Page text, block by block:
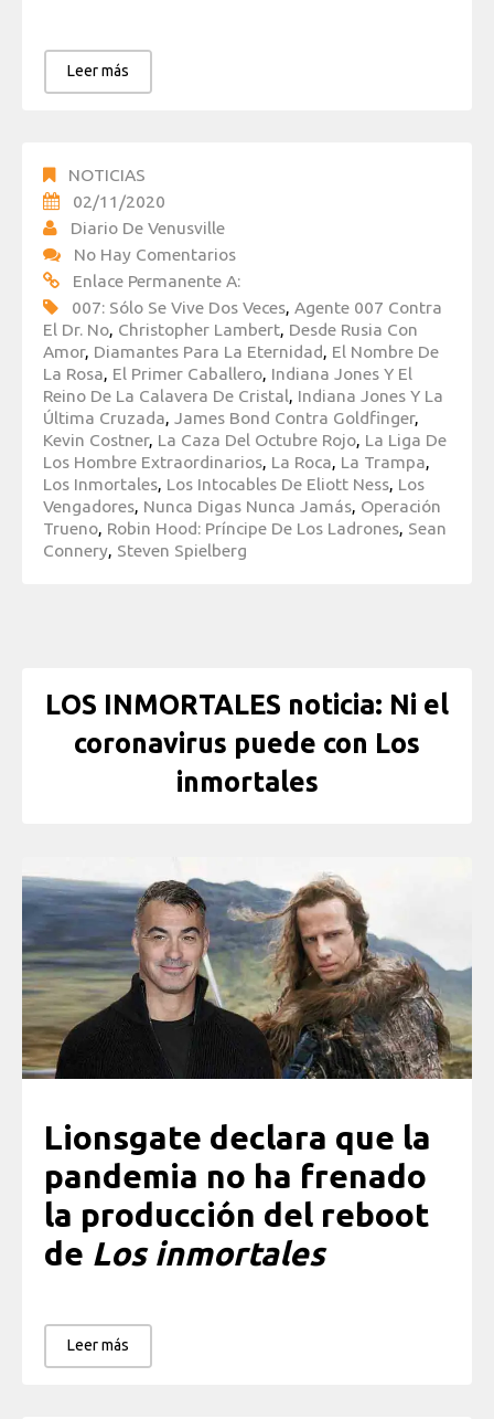
Leer más
NOTICIAS
02/11/2020
Diario De Venusville
No Hay Comentarios
Enlace Permanente A:
007: Sólo Se Vive Dos Veces, Agente 007 Contra
El Dr. No, Christopher Lambert, Desde Rusia Con
Amor, Diamantes Para La Eternidad, El Nombre De
La Rosa, El Primer Caballero, Indiana Jones Y El
Reino De La Calavera De Cristal, Indiana Jones Y La
Última Cruzada, James Bond Contra Goldfinger,
Kevin Costner, La Caza Del Octubre Rojo, La Liga De
Los Hombre Extraordinarios, La Roca, La Trampa,
Los Inmortales, Los Intocables De Eliott Ness, Los
Vengadores, Nunca Digas Nunca Jamás, Operación
Trueno, Robin Hood: Príncipe De Los Ladrones, Sean
Connery, Steven Spielberg
LOS INMORTALES noticia: Ni el
coronavirus puede con Los
inmortales
Lionsgate declara que la
pandemia no ha frenado
la producción del reboot
de Los inmortales
Leer más